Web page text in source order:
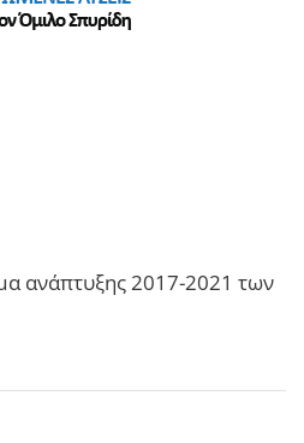
ανάπτυξης 2017-2021 των